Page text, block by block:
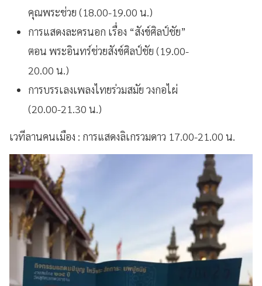
คุณพระช่วย (18.00-19.00 น.)
การแสดงละครนอก เรื่อง “สังข์ศิลป์ชัย”
ตอน พระอินทร์ช่วยสังข์ศิลป์ชัย (19.00-
20.00 น.)
การบรรเลงเพลงไทยร่วมสมัย วงกอไผ่
(20.00-21.30 น.)
เวทีลานคนเมือง : การแสดงลิเกรวมดาว 17.00-21.00 น.